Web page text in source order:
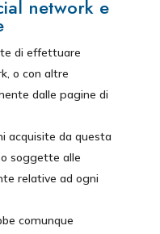
network e
di effettuare
o con altre
dalle pagine di
acquisite da questa
soggette alle
relative ad ogni
comunque